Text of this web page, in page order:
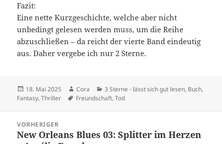
Fazit:
Eine nette Kurzgeschichte, welche aber nicht
unbedingt gelesen werden muss, um die Reihe
abzuschließen – da reicht der vierte Band eindeutig
aus. Daher vergebe ich nur 2 Sterne.
Veröffentlicht
am
18. Mai 2025 Autor
Cora Kategorien
3 Sterne - lässt sich gut lesen, Buch,
Fantasy,Thriller Schlagwörter
Freundschaft,Tod
VORHERIGER
Vorheriger
New Orleans Blues 03: Splitter im Herzen